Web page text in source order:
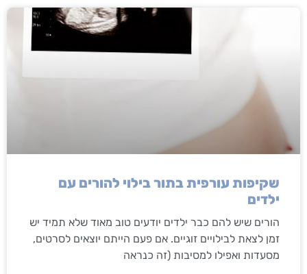
שקיפות עורפית בתור בילוי להורים עם
ילדים
הורים שיש להם כבר ילדים יודעים טוב מאוד שלא תמיד יש
זמן לצאת לבילויים זוגיים. אם פעם הייתם יוצאים לסרטים,
מסעדות ואפילו למסיבות (זה כנראה